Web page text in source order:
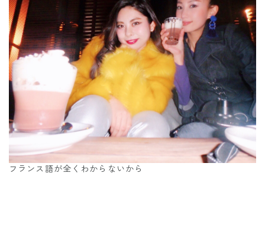
フランス語が全くわからないから